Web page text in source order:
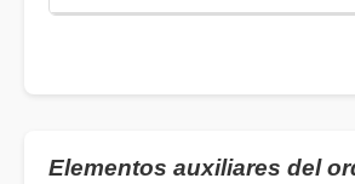
Elementos auxiliares del